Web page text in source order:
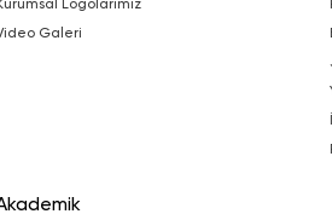
Kurumsal Logolarımız
Video Galeri
Akademik